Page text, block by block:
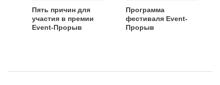
Пять причин для
участия в премии
Event-Прорыв
Программа
фестиваля Event-
Прорыв